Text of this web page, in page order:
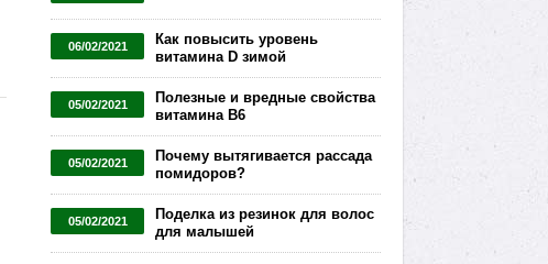
06/02/2021
Как повысить уровень
витамина D зимой
05/02/2021
Полезные и вредные свойства
витамина В6
05/02/2021
Почему вытягивается рассада
помидоров?
05/02/2021
Поделка из резинок для волос
для малышей